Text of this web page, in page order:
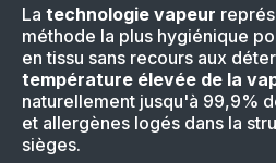
La technologie vapeur
méthode la plus hygiénique
en tissu sans recours aux
température élevée de la
naturellement jusqu'à 99,9%
et allergènes logés dans la
sièges.